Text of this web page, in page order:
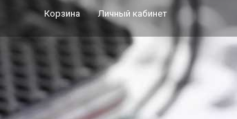
Корзина Личный кабинет